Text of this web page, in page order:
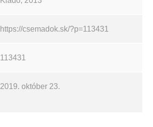
https://csemadok.sk/?p=113431
113431
2019. október 23.